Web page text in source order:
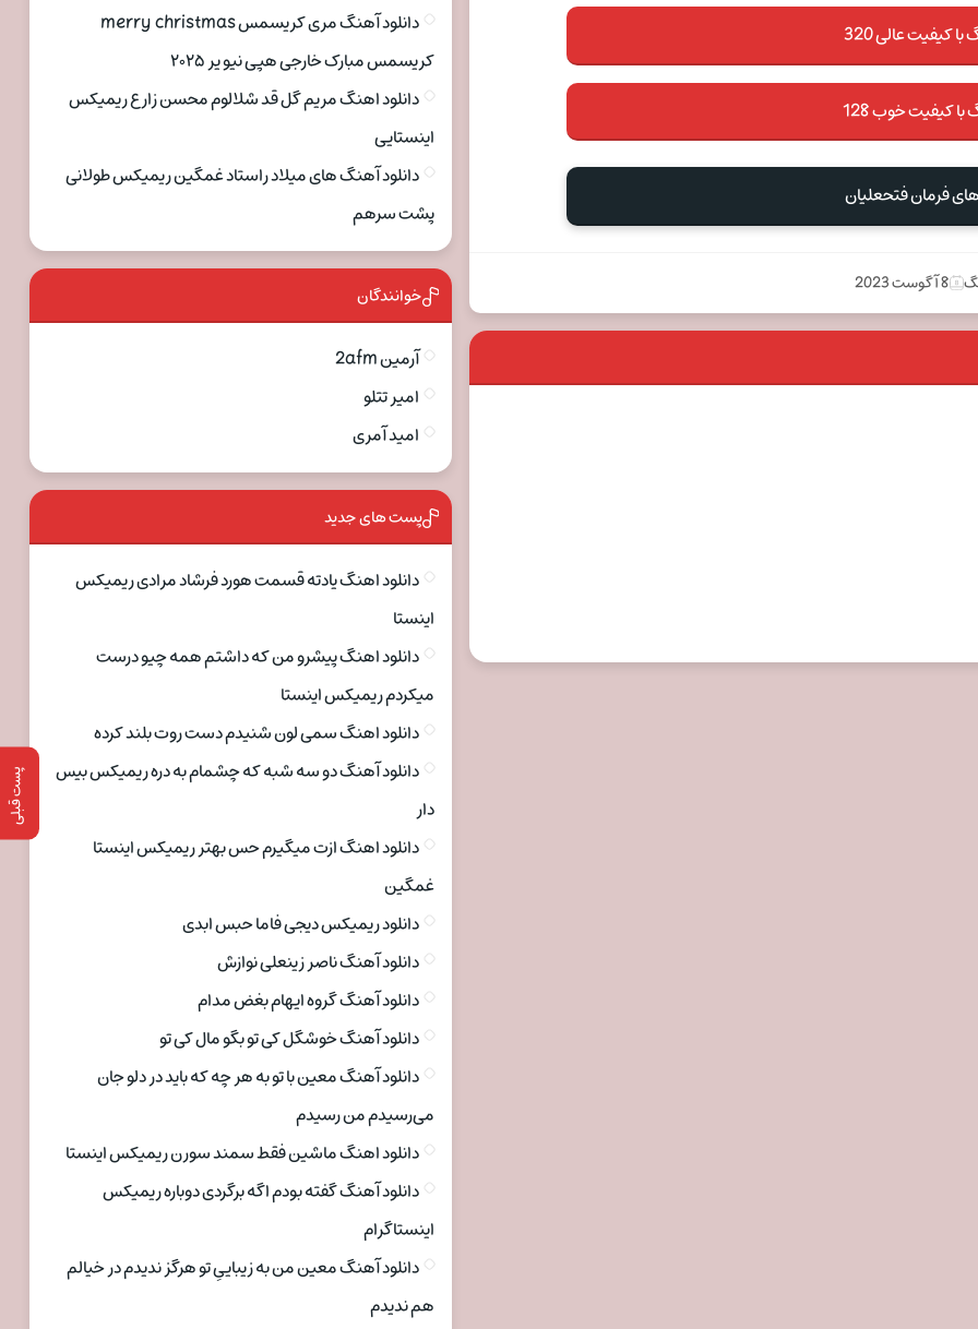
پست قبلی
کیفیت عالی 320
با کیفیت خوب 128
فرمان فتحعلیان
8 آگوست 2023
دانلود آهنگ مری کریسمس merry christmas
کریسمس مبارک خارجی هپی نیو یر ۲۰۲۵
دانلود اهنگ مریم گل قد شلالوم محسن زارع ریمیکس
اینستایی
دانلود آهنگ های میلاد راستاد غمگین ریمیکس طولانی
پشت سرهم
خوانندگان
آرمین 2afm
امیر تتلو
امید آمری
پست های جدید
دانلود اهنگ یادته قسمت هورد فرشاد مرادی ریمیکس
اینستا
دانلود اهنگ پیشرو من که داشتم همه چیو درست
میکردم ریمیکس اینستا
دانلود اهنگ سمی لون شنیدم دست روت بلند کرده
دانلود آهنگ دو سه شبه که چشمام به دره ریمیکس بیس
دار
دانلود اهنگ ازت میگیرم حس بهتر ریمیکس اینستا
غمگین
دانلود ریمیکس دیجی فاما حبس ابدی
دانلود آهنگ ناصر زینعلی نوازش
دانلود آهنگ گروه ایهام بغض مدام
دانلود آهنگ خوشگل کی تو بگو مال کی تو
دانلود آهنگ معین با تو به هر چه که باید در دلو جان
می‌رسیدم من رسیدم
دانلود اهنگ ماشین فقط سمند سورن ریمیکس اینستا
دانلود آهنگ گفته بودم اگه برگردی دوباره ریمیکس
اینستاگرام
دانلود آهنگ معین من به زیباییِ تو هرگز ندیدم در خیالم
هم ندیدم